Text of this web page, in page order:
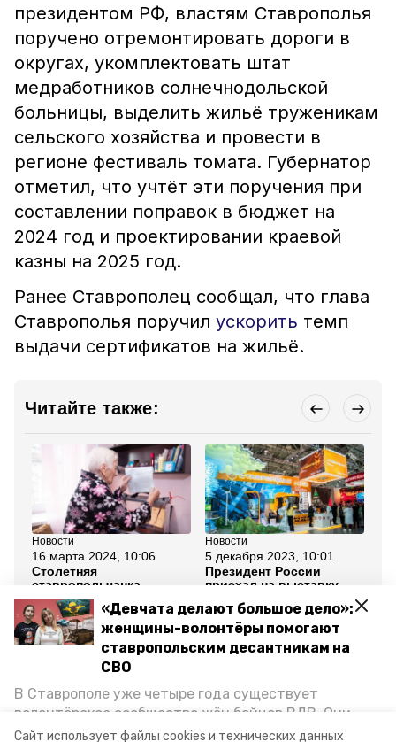
Сайт использует файлы cookies и технических данных
«Девчата делают большое дело»:
женщины-волонтёры помогают
ставропольским десантникам на
СВО
В Ставрополе уже четыре года существует
волонтёрское сообщество жён бойцов ВДВ. Они
организуют сборы вещей и продуктов для
президентом РФ, властям Ставрополья
поручено отремонтировать дороги в
округах, укомплектовать штат
медработников солнечнодольской
больницы, выделить жильё труженикам
сельского хозяйства и провести в
регионе фестиваль томата. Губернатор
отметил, что учтёт эти поручения при
составлении поправок в бюджет на
2024 год и проектировании краевой
казны на 2025 год.
Ранее Ставрополец сообщал, что глава
Ставрополья поручил ускорить темп
выдачи сертификатов на жильё.
Читайте также:
Новости
16 марта 2024, 10:06
Столетняя
ставропольчанка
проголосовала на
выборах президента РФ
Новости
5 декабря 2023, 10:01
Президент России
приехал на выставку
Все новости